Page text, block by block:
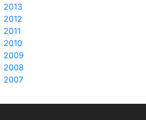
2013
2012
2011
2010
2009
2008
2007